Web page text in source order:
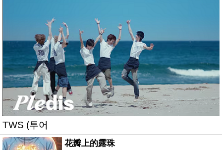
TWS (투어
花瓣上的露珠